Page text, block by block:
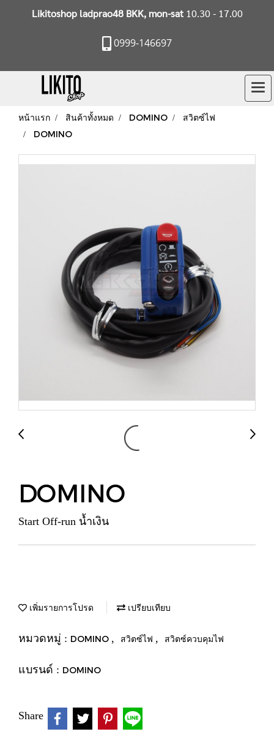
Likitoshop ladprao48 BKK, mon-sat10.30 - 17.00
0999-146697
หน้าแรก สินค้าทั้งหมด DOMINO
สวิตซ์ไฟ
DOMINO
DOMINO
Start Off-run น้ำเงิน
เพิ่มรายการโปรด เปรียบเทียบ
หมวดหมู่ : DOMINO , สวิตซ์ไฟ , สวิตซ์ควบคุมไฟ
แบรนด์ : DOMINO
Share